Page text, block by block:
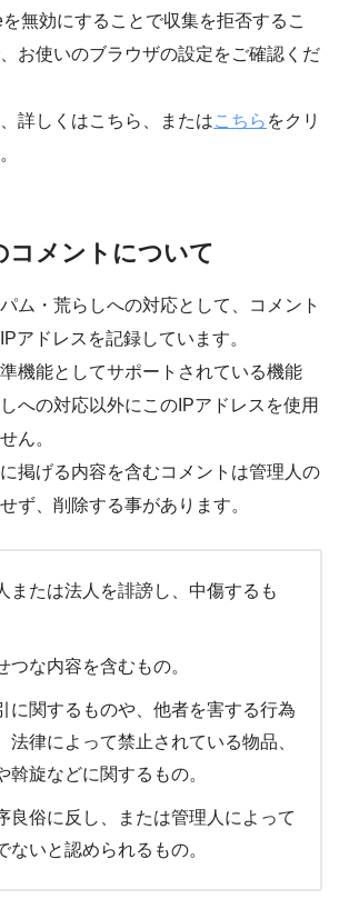
無効にすることで収集を拒否するこ
お使いのブラウザの設定をご確認くだ
詳しくはこちら、またはこちら をクリ
コメントについて
ム・荒らしへの対応として、コメント
アドレスを記録しています。
機能としてサポートされている機能
への対応以外にこのIPアドレスを使用
ん。
掲げる内容を含むコメントは管理人の
ず、削除する事があります。
または法人を誹謗し、中傷するも
つな内容を含むもの。
に関するものや、他者を害する行為
法律によって禁止されている物品、
斡旋などに関するもの。
良俗に反し、または管理人によって
ないと認められるもの。